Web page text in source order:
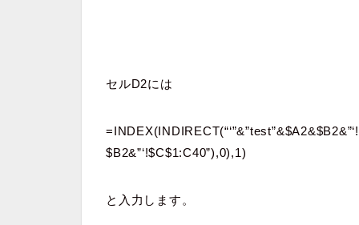
セルD2には
$B2&”‘!$C$1:C40”),0),1)
と入力します。